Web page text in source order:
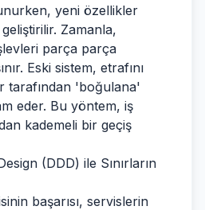
yeni özellikler
Zamanla,
parça parça
Eski sistem, etrafını
tarafından 'boğulana'
eder. Bu yöntem, iş
kademeli bir geçiş
(DDD) ile Sınırların
başarısı, servislerin